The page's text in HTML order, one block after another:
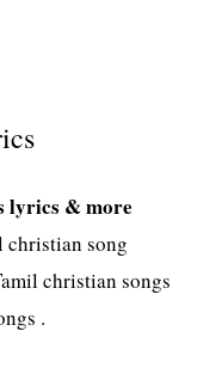
lyrics & more
christian song
christian songs
.